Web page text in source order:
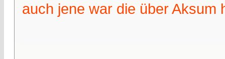
auch jene war die über